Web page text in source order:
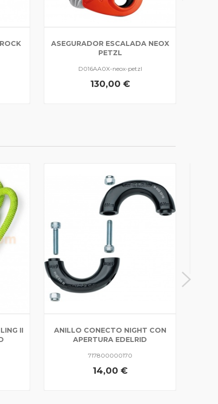
ASEGURADOR ESCALADA NEOX
PETZL
D016AA0X-neox-petzl
130,00 €
II
ANILLO CONECTO NIGHT CON
APERTURA EDELRID
717800000170
14,00 €